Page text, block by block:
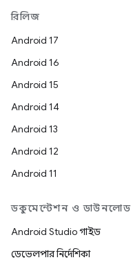
রিলিজ
Android 17
Android 16
Android 15
Android 14
Android 13
Android 12
Android 11
ডকুমেন্টেশন ও ডাউনলোড
Android Studio গাইড
ডেভেলপার নির্দেশিকা